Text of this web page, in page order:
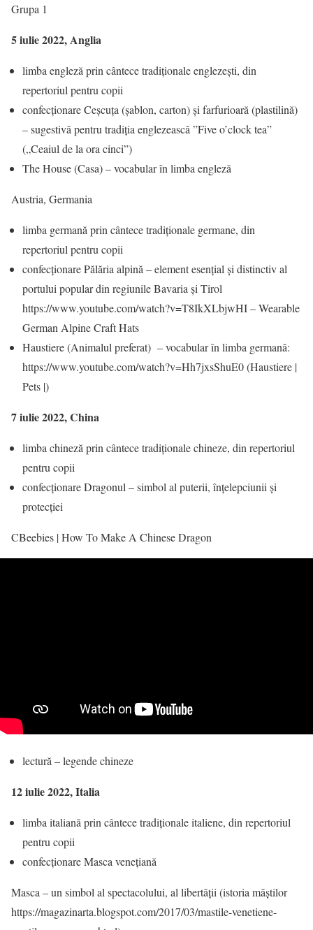
Grupa 1
5 iulie 2022, Anglia
limba engleză prin cântece tradiționale englezești, din
repertoriul pentru copii
confecționare Ceșcuța (șablon, carton) și farfurioară (plastilină)
– sugestivă pentru tradiția englezească ”Five o’clock tea”
(„Ceaiul de la ora cinci”)
The House (Casa) – vocabular în limba engleză
Austria, Germania
limba germană prin cântece tradiționale germane, din
repertoriul pentru copii
confecționare Pălăria alpină – element esențial și distinctiv al
portului popular din regiunile Bavaria și Tirol
https://www.youtube.com/watch?v=T8IkXLbjwHI – Wearable
German Alpine Craft Hats
Haustiere (Animalul preferat) – vocabular în limba germană:
https://www.youtube.com/watch?v=Hh7jxsShuE0 (Haustiere |
Pets |)
7 iulie 2022, China
limba chineză prin cântece tradiționale chineze, din repertoriul
pentru copii
confecționare Dragonul – simbol al puterii, înțelepciunii și
protecției
CBeebies | How To Make A Chinese Dragon
lectură – legende chineze
12 iulie 2022, Italia
limba italiană prin cântece tradiționale italiene, din repertoriul
pentru copii
confecționare Masca venețiană
Masca – un simbol al spectacolului, al libertății (istoria măștilor
https://magazinarta.blogspot.com/2017/03/mastile-venetiene-